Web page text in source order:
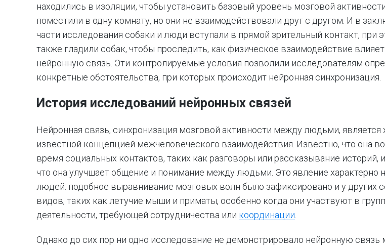
находились в изоляции, чтобы установить базовый уровень мозговой
поместили в одну комнату, но они не взаимодействовали друг с другом. И в
части исследования собаки и люди вступали в прямой зрительный контакт, при
также гладили собак, чтобы проследить, как физическое взаимодействие
нейронную связь. Эти контролируемые условия позволили исследователям
конкретные обстоятельства, при которых происходит нейронная синхронизация.
История исследований нейронных связей
Нейронная связь, синхронизация мозговой активности между людьми, является
известной концепцией межчеловеческого взаимодействия. Известно, что она
время социальных контактов, таких как разговоры или рассказывание историй, и
что она улучшает общение и понимание между людьми. Это явление характерно
людей: подобное выравнивание мозговых волн было зафиксировано и у других
видов, таких как летучие мыши и приматы, особенно когда они участвуют в
деятельности, требующей сотрудничества или координации
Однако до сих пор ни одно исследование не демонстрировало нейронную связь